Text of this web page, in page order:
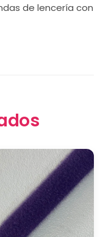
de lencería con